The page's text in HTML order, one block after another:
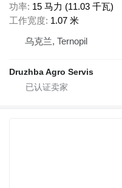
功率 15 马力 (11.03 千瓦)
工作宽度 1.07 米
乌克兰, Ternopil
Druzhba Agro Servis